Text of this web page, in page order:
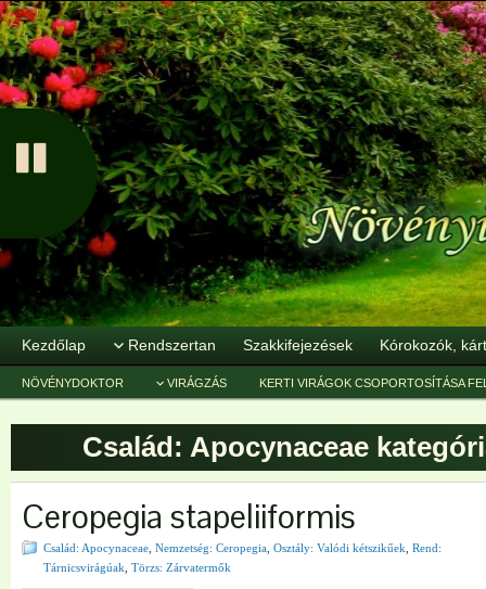
Kezdőlap Rendszertan Szakkifejezések Kórokozók,
NÖVÉNYDOKTOR VIRÁGZÁS KERTI VIRÁGOK CSOPORTOSÍTÁSA
Család: Apocynaceae
Ceropegia stapeliiformis
Család: Apocynaceae Nemzetség: Ceropegia Osztály: Valódi kétszikűek Rend:
Tárnicsvirágúak Törzs: Zárvatermők